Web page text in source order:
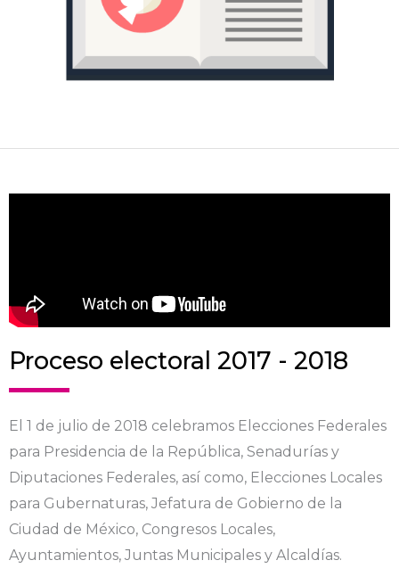
Proceso electoral 2017 - 2018
El 1 de julio de 2018 celebramos Elecciones Federales
para Presidencia de la República, Senadurías y
Diputaciones Federales, así como, Elecciones Locales
para Gubernaturas, Jefatura de Gobierno de la
Ciudad de México, Congresos Locales,
Ayuntamientos, Juntas Municipales y Alcaldías.